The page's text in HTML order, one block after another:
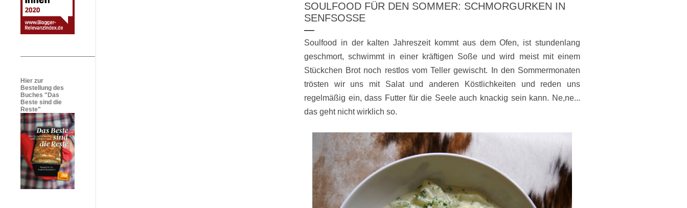
SOULFOOD FÜR DEN SOMMER: SCHMORGURKEN IN
SENFSOSSE
Soulfood in der kalten Jahreszeit kommt aus dem Ofen, ist stundenlang
geschmort, schwimmt in einer kräftigen Soße und wird meist mit einem
Stückchen Brot noch restlos vom Teller gewischt. In den Sommermonaten
trösten wir uns mit Salat und anderen Köstlichkeiten und reden uns
regelmäßig ein, dass Futter für die Seele auch knackig sein kann. Ne,ne...
das geht nicht wirklich so.
Hier zur
Bestellung des
Buches "Das
Beste sind die
Reste"